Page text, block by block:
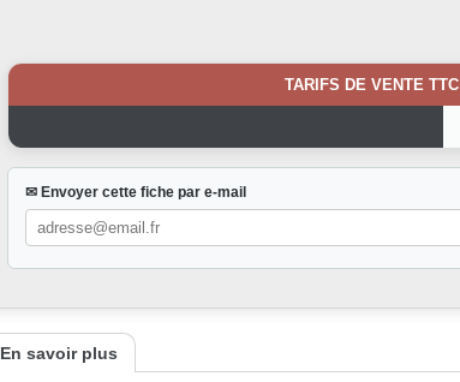
TARIFS DE VENTE TTC
✉ Envoyer cette fiche par e-mail
En savoir plus